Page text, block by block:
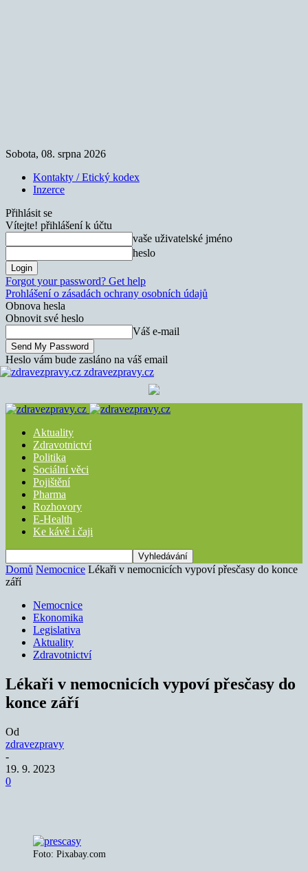
Sobota, 08. srpna 2026
Kontakty / Etický kodex
Inzerce
Přihlásit se
Vítejte! přihlášení k účtu
vaše uživatelské jméno
heslo
Forgot your password? Get help
Prohlášení o zásadách ochrany osobních údajů
Obnova hesla
Obnovit své heslo
Váš e-mail
Heslo vám bude zasláno na váš email
zdravezpravy.cz
Aktuality
Zdravotnictví
Politika
Sociální věci
Pojištění
Pharma
Rozhovory
E-Health
Ke kávě i čaji
Domů Nemocnice Lékaři v nemocnicích vypoví přesčasy do konce
září
Nemocnice
Ekonomika
Legislativa
Aktuality
Zdravotnictví
Lékaři v nemocnicích vypoví přesčasy do
konce září
Od
zdravezpravy
-
19. 9. 2023
0
Foto: Pixabay.com